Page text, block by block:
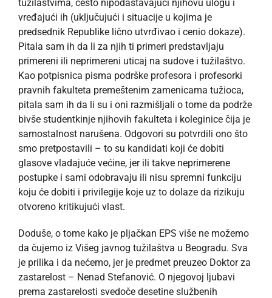
tužilaštvima, često nipodaštavajući njihovu ulogu i
vređajući ih (uključujući i situacije u kojima je
predsednik Republike lično utvrđivao i cenio dokaze).
Pitala sam ih da li za njih ti primeri predstavljaju
primereni ili neprimereni uticaj na sudove i tužilaštvo.
Kao potpisnica pisma podrške profesora i profesorki
pravnih fakulteta premeštenim zamenicama tužioca,
pitala sam ih da li su i oni razmišljali o tome da podrže
bivše studentkinje njihovih fakulteta i koleginice čija je
samostalnost narušena. Odgovori su potvrdili ono što
smo pretpostavili – to su kandidati koji će dobiti
glasove vladajuće većine, jer ili takve neprimerene
postupke i sami odobravaju ili nisu spremni funkciju
koju će dobiti i privilegije koje uz to dolaze da rizikuju
otvoreno kritikujući vlast.
Doduše, o tome kako je pljačkan EPS više ne možemo
da čujemo iz Višeg javnog tužilaštva u Beogradu. Sva
je prilika i da nećemo, jer je predmet preuzeo Doktor za
zastarelost – Nenad Stefanović. O njegovoj ljubavi
prema zastarelosti svedoče desetine službenih